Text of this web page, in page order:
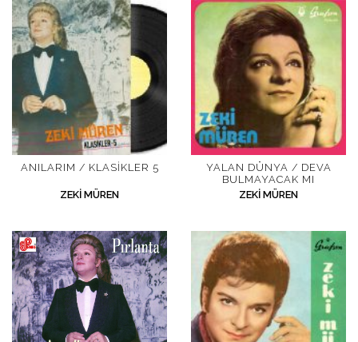
ANILARIM / KLASIKLER 5
ZEKI MÜREN
YALAN DÜNYA / DEVA
BULMAYACAK MI
ZEKI MÜREN